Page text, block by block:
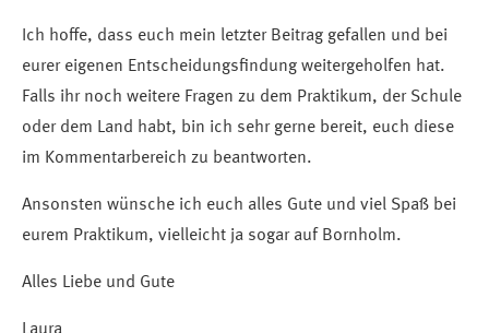
Ich hoffe, dass euch mein letzter Beitrag gefallen und bei
eurer eigenen Entscheidungsfindung weitergeholfen hat.
Falls ihr noch weitere Fragen zu dem Praktikum, der Schule
oder dem Land habt, bin ich sehr gerne bereit, euch diese
im Kommentarbereich zu beantworten.
Ansonsten wünsche ich euch alles Gute und viel Spaß bei
eurem Praktikum, vielleicht ja sogar auf Bornholm.
Alles Liebe und Gute